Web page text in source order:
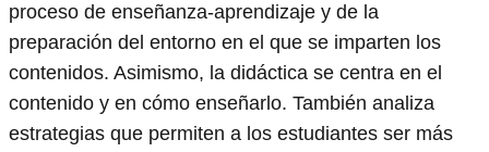
proceso de enseñanza-aprendizaje y de la
preparación del entorno en el que se imparten los
contenidos. Asimismo, la didáctica se centra en el
contenido y en cómo enseñarlo. También analiza
estrategias que permiten a los estudiantes ser más